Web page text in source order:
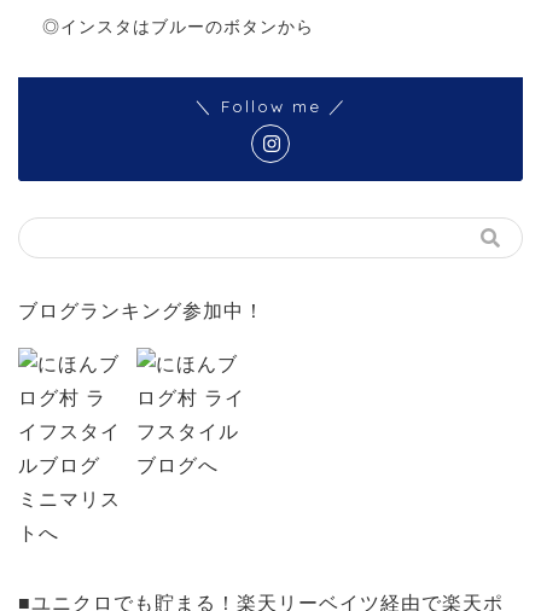
◎インスタはブルーのボタンから
＼ Follow me ／
ブログランキング参加中！
■ユニクロでも貯まる！楽天リーベイツ経由で楽天ポ